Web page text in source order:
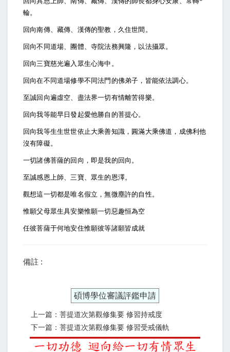
輪。
回向南傳、藏傳、漢傳的聖教，久住世間。
回向不同道場、團體、寺院法務興隆，以法攝眾。
回向三寶慈光遍入眾生心海中。
回向在不同道場修學不同法門的佛弟子，皆能依法調心。
至誠回向遍虛空、盡法界一切有情離苦得樂。
回向我等能早日發起愛他勝自的菩提心。
回向我等生生世世依止大乘善知識，圓滿大乘佛道，成佛利他
沒有障礙。
一切諸佛菩薩的回向，即是我的回向。
至誠感恩上師、三寶、眾生的恩澤。
觀想這一切都是唯名假立，無微塵許的自性。
惟願父母眾生具安樂惟願一切惡趣恒為空
任彼菩薩于何地安住惟願彼等諸願皆成就
備註 :
碩博學位審議評鑑申請
上一篇：菩提道次第觀修集要 修習持戒度
下一篇：菩提道次第觀修集要 修習受戒儀軌